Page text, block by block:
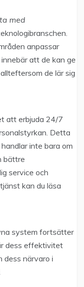
med
anpassar
att de kan ge
de lär sig
att erbjuda 24/7
Detta
inte bara om
bättre
service och
kan du läsa
system fortsätter
dess effektivitet
dess närvaro i